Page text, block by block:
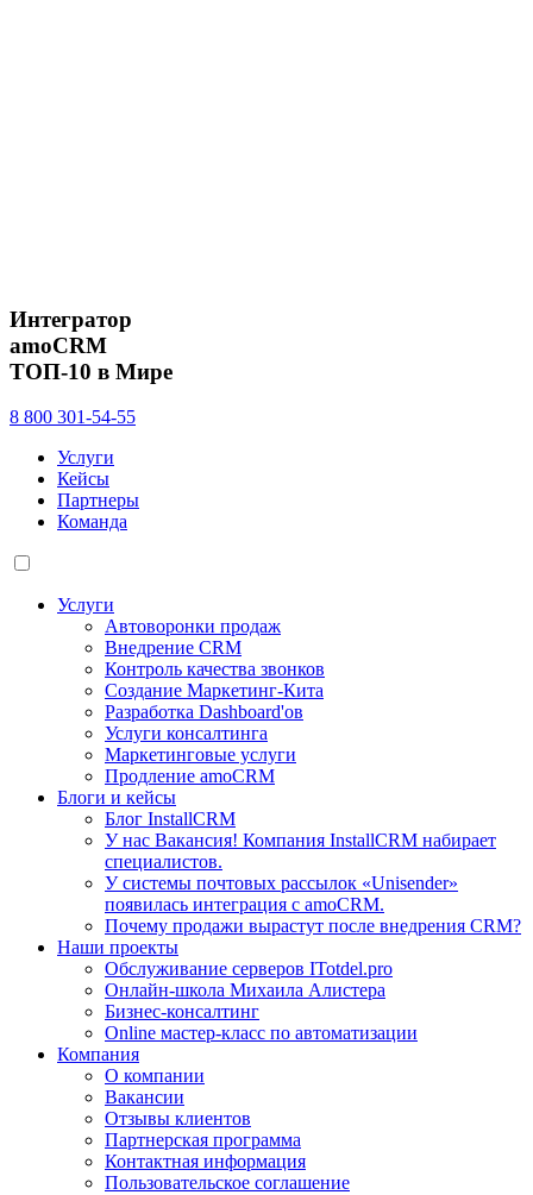
Интегратор
amoCRM
ТОП-10 в Мире
8 800 301-54-55
Услуги
Кейсы
Партнеры
Команда
Услуги
Автоворонки продаж
Внедрение CRM
Контроль качества звонков
Создание Маркетинг-Кита
Разработка Dashboard'ов
Услуги консалтинга
Маркетинговые услуги
Продление amoCRM
Блоги и кейсы
Блог InstallCRM
У нас Вакансия! Компания InstallCRM набирает
специалистов.
У системы почтовых рассылок «Unisender»
появилась интеграция с amoCRM.
Почему продажи вырастут после внедрения CRM?
Наши проекты
Обслуживание серверов ITotdel.pro
Онлайн-школа Михаила Алистера
Бизнес-консалтинг
Online мастер-класс по автоматизации
Компания
О компании
Вакансии
Отзывы клиентов
Партнерская программа
Контактная информация
Пользовательское соглашение